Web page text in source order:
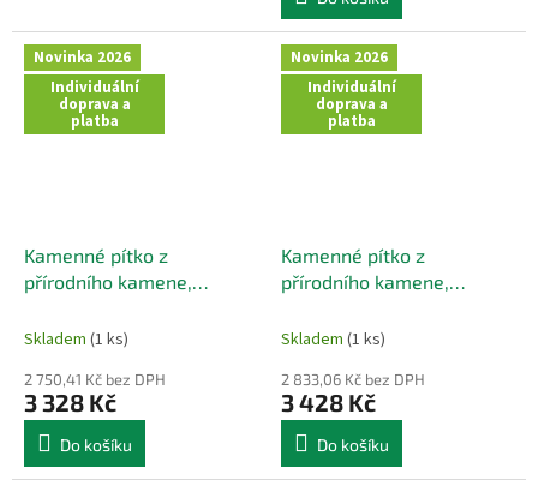
Novinka 2026
Individuální
doprava a
platba
Kamenné pítko z
přírodního kamene,
cm
Skladem (1 ks)
2 750,41 Kč bez DPH
3 328 Kč
Do košíku
Novinka 2026
Individuální
doprava a
platba
Kamenné pítko z
přírodního kamene,
46x27 cm
Skladem (1 ks)
2 833,06 Kč bez DPH
3 428 Kč
Do košíku